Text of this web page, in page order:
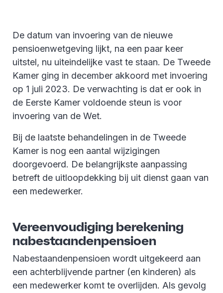
De datum van invoering van de nieuwe
pensioenwetgeving lijkt, na een paar keer
uitstel, nu uiteindelijke vast te staan. De Tweede
Kamer ging in december akkoord met invoering
op 1 juli 2023. De verwachting is dat er ook in
de Eerste Kamer voldoende steun is voor
invoering van de Wet.
Bij de laatste behandelingen in de Tweede
Kamer is nog een aantal wijzigingen
doorgevoerd. De belangrijkste aanpassing
betreft de uitloopdekking bij uit dienst gaan van
een medewerker.
Vereenvoudiging berekening
nabestaandenpensioen
Nabestaandenpensioen wordt uitgekeerd aan
een achterblijvende partner (en kinderen) als
een medewerker komt te overlijden. Als gevolg